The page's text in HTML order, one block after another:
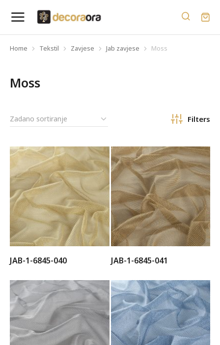
You are here:
Home Tekstil Zavjese Jab zavjese Moss
Moss
Filters
JAB-1-6845-040 JAB-1-6845-041